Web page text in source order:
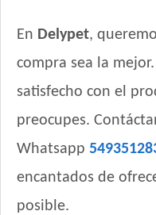
En Delypet,
compra sea la
satisfecho con el
preocupes.
Whatsapp
encantados de
posible.